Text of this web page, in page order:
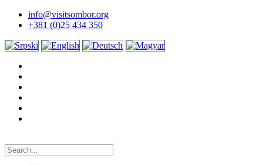
info@visitsombor.org
+381 (0)25 434 350